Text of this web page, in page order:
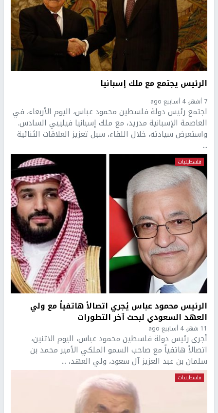
الرئيس يجتمع مع ملك إسبانيا
7 أشهر، 4 أسابيع ago
اجتمع رئيس دولة فلسطين محمود عباس، اليوم الأربعاء، في
العاصمة الإسبانية مدريد، مع ملك إسبانيا فيليبي السادس.
واستعرض سيادته، خلال اللقاء، سبل تعزيز العلاقات الثنائية
...
فلسطينيات
الرئيس محمود عباس يُجري اتصالاً هاتفياً مع ولي
العهد السعودي لبحث آخر التطورات
11 شهر، 4 أسابيع ago
أجرى رئيس دولة فلسطين محمود عباس، اليوم الاثنين،
اتصالاً هاتفياً مع صاحب السمو الملكي الأمير محمد بن
سلمان بن عبد العزيز آل سعود، ولي العهد، ...
فلسطينيات